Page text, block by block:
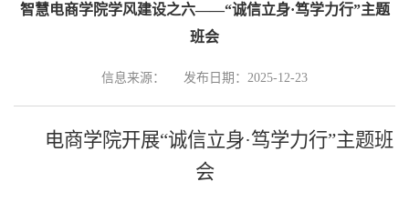
智慧电商学院学风建设之六——“诚信立身·笃学力行”主题
班会
信息来源： 发布日期：2025-12-23
电商学院开展“诚信立身·笃学力行”主题班
会